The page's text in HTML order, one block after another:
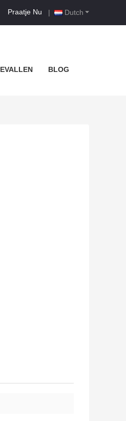
Dutch
Praatje Nu |
BLOG